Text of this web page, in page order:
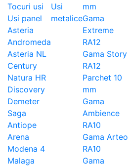
Tocuri usi
Usi panel
Asteria
Andromeda
Asteria NL
Century
Natura HR
Discovery
Demeter
Saga
Antiope
Arena
Modena 4
Malaga
Usi
metalice
mm
Gama
Extreme
RA12
Gama Story
RA12
Parchet 10
mm
Gama
Ambience
RA10
Gama Arteo
RA10
Gama